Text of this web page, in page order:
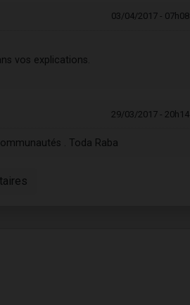
03/04/2017 - 07h08
vos explications.
29/03/2017 - 20h14
. Toda Raba